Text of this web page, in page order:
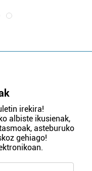
irekira!
albiste ikusienak,
asteburuko
gehiago!